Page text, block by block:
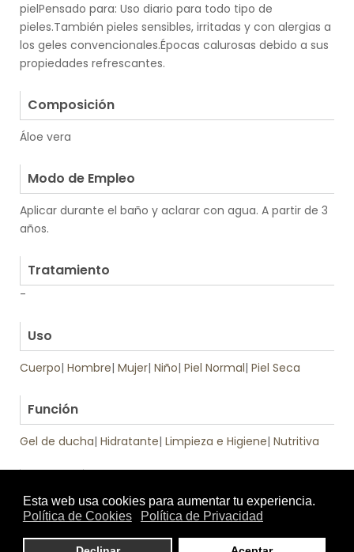
pielPensado para: Uso diario para todo tipo de
pieles.También pieles sensibles, irritadas y con alergias a
los geles convencionales.Épocas calurosas debido a sus
propiedades refrescantes.
Composición
Áloe vera
Modo de Empleo
Aplicar durante el baño y aclarar con agua. A partir de 3
años.
Tratamiento
-
Uso
Cuerpo| Hombre| Mujer| Niño| Piel Normal| Piel Seca
Función
Gel de ducha| Hidratante| Limpieza e Higiene| Nutritiva
de: